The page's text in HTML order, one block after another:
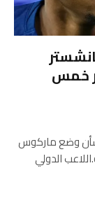
خمس
وضع ماركوس
الدولي